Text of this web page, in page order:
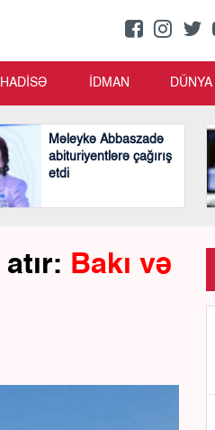
HADİSƏ İDMAN DÜNYA
Məleykə Abbaszadə
abituriyentlərə çağırış
etdi
Bakı və